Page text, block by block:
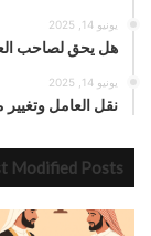
يونيو 14, 2025
هل يحق لصاحب
يونيو 14, 2025
نقل العامل
Modified Posts